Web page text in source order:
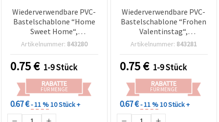
Wiederverwendbare PVC-
Bastelschablone “Home
Sweet Home“,
Motivgröße 13,5 x 4 cm
Artikelnummer: 843280
0.75€ 1-9 Stück
RABATTE
FÜR MENGE
0.67 €- 11 %10 Stück +
Wiederverwendbare PVC-
Bastelschablone “Frohen
Valentinstag“,
Motivgröße: 13,5 x 4,5 cm
Artikelnummer: 843281
0.75€ 1-9 Stück
RABATTE
FÜR MENGE
0.67 €- 11 %10 Stück +